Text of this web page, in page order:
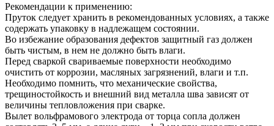
Рекомендации к применению:
Пруток следует хранить в рекомендованных условиях, а также
содержать упаковку в надлежащем состоянии.
Во избежание образования дефектов защитный газ должен
быть чистым, в нем не должно быть влаги.
Перед сваркой свариваемые поверхности необходимо
очистить от коррозии, масляных загрязнений, влаги и т.п.
Необходимо помнить, что механические свойства,
трещиностойкость и внешний вид металла шва зависят от
величины тепловложения при сварке.
Вылет вольфрамового электрода от торца сопла должен